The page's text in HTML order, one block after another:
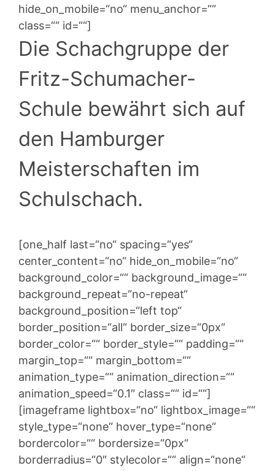
hide_on_mobile=“no“ menu_anchor=““
class=““ id=““]
Die Schachgruppe der
Fritz-Schumacher-
Schule bewährt sich auf
den Hamburger
Meisterschaften im
Schulschach.
[one_half last=“no“ spacing=“yes“
center_content=“no“ hide_on_mobile=“no“
background_color=““ background_image=““
background_repeat=“no-repeat“
background_position=“left top“
border_position=“all“ border_size=“0px“
border_color=““ border_style=““ padding=““
margin_top=““ margin_bottom=““
animation_type=““ animation_direction=““
animation_speed=“0.1″ class=““ id=““]
[imageframe lightbox=“no“ lightbox_image=““
style_type=“none“ hover_type=“none“
bordercolor=““ bordersize=“0px“
borderradius=“0″ stylecolor=““ align=“none“